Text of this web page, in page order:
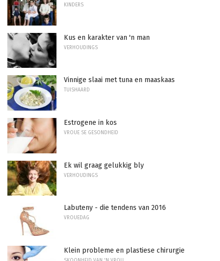
KINDERS
Kus en karakter van 'n man
VERHOUDINGS
Vinnige slaai met tuna en maaskaas
TUISHAARD
Estrogene in kos
VROUE SE GESONDHEID
Ek wil graag gelukkig bly
VERHOUDINGS
Labuteny - die tendens van 2016
VROUEDAG
Klein probleme en plastiese chirurgie